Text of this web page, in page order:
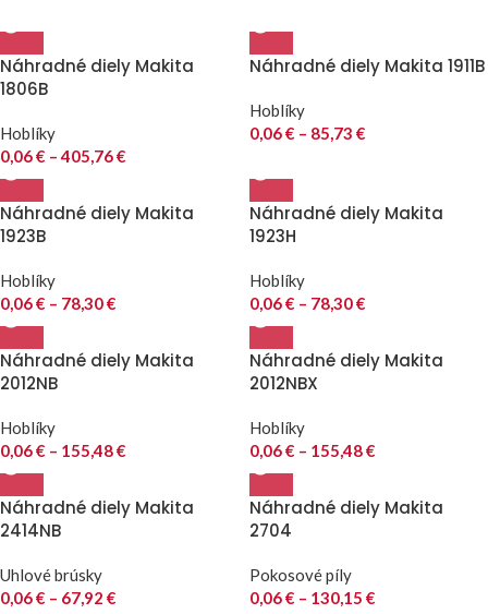
Náhradné diely Makita
1806B
Hoblíky
0,06€ – 405,76€
Náhradné diely Makita 1911B
Hoblíky
0,06€ – 85,73 €
Náhradné diely Makita
1923B
Hoblíky
0,06€ – 78,30€
Náhradné diely Makita
1923H
Hoblíky
0,06€ – 78,30€
Náhradné diely Makita
2012NB
Hoblíky
0,06€ – 155,48€
Náhradné diely Makita
2012NBX
Hoblíky
0,06€ – 155,48€
Náhradné diely Makita
2414NB
Uhlové brúsky
0,06€ – 67,92 €
Náhradné diely Makita
2704
Pokosové píly
0,06€ – 130,15 €